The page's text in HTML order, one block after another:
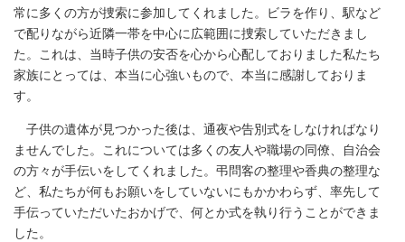
常に多くの方が捜索に参加してくれました。ビラを作り、駅など
で配りながら近隣一帯を中心に広範囲に捜索していただきまし
た。これは、当時子供の安否を心から心配しておりました私たち
家族にとっては、本当に心強いもので、本当に感謝しておりま
す。
子供の遺体が見つかった後は、通夜や告別式をしなければなり
ませんでした。これについては多くの友人や職場の同僚、自治会
の方々が手伝いをしてくれました。弔問客の整理や香典の整理な
ど、私たちが何もお願いをしていないにもかかわらず、率先して
手伝っていただいたおかげで、何とか式を執り行うことができま
した。